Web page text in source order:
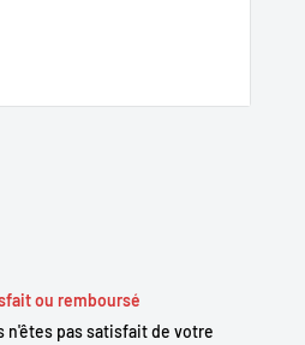
de l’ergonomie du
puissante pour
ou remboursé
n'êtes pas satisfait de votre